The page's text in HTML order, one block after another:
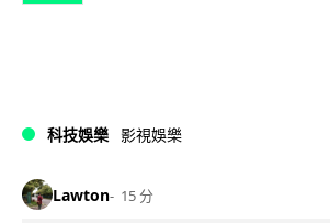
科技娛樂 影視娛樂
Lawton 15 分